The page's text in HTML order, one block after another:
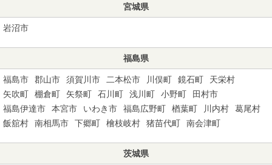
宮城県
岩沼市
福島県
福島市 郡山市 須賀川市 二本松市 川俣町 鏡石町
天栄村
矢吹町
棚倉町 矢祭町 石川町 浅川町 小野町
田村市
福島伊達市
本宮市 いわき市 福島広野町 楢葉町 川内村
葛尾村
飯舘村
南相馬市 下郷町 檜枝岐村 猪苗代町 南会津町
茨城県